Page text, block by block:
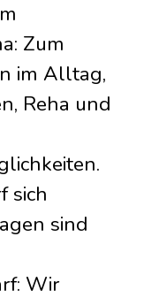
Zum
im Alltag,
Reha und
sich
sind
Wir